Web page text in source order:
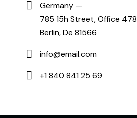
Germany —
785 15h Street, Office 478
Berlin, De 81566
info@email.com
+1 840 841 25 69